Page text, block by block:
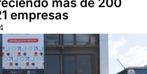
empresas